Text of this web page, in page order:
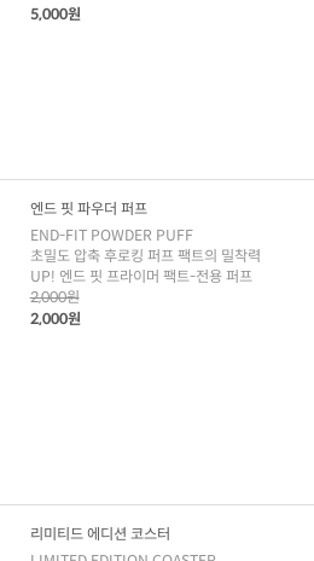
5,000원
엔드 핏 파우더 퍼프
END-FIT POWDER PUFF
초밀도 압축 후로킹 퍼프 팩트의 밀착력
UP! 엔드 핏 프라이머 팩트-전용 퍼프
2,000원
2,000원
리미티드 에디션 코스터